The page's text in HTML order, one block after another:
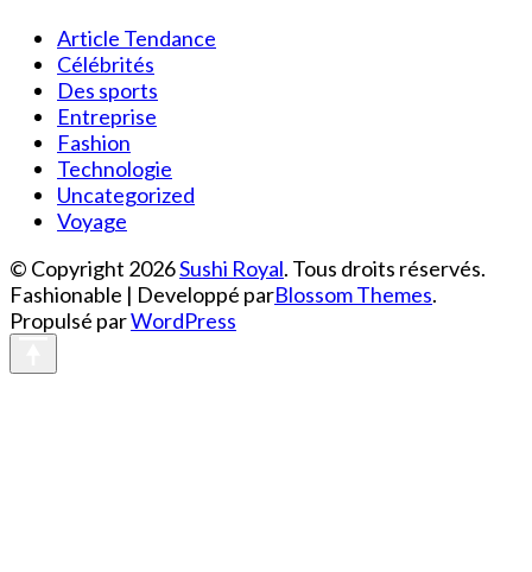
Article Tendance
Célébrités
Des sports
Entreprise
Fashion
Technologie
Uncategorized
Voyage
© Copyright 2026Sushi Royal. Tous droits réservés.
Fashionable | Developpé parBlossom Themes.
Propulsé parWordPress